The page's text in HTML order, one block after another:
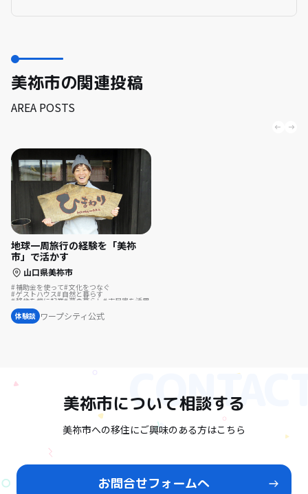
美祢市の関連投稿
AREA POSTS
地球一周旅行の経験を「美祢
市」で活かす
山口県美祢市
補助金を使って 文化をつなぐ
ゲストハウス 自然と暮らす
移住を機に起業 夢の暮らし 古民家を活用
島暮らし
体験談 ワープシティ公式
美祢市について相談する
美祢市への移住にご興味のある方はこちら
お問合せフォームへ